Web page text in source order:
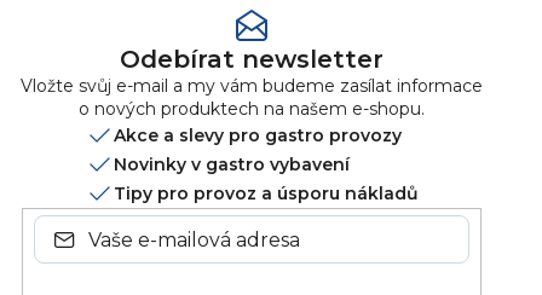
Odebírat newsletter
Vložte svůj e-mail a my vám budeme zasílat informace
o nových produktech na našem e-shopu.
Akce a slevy pro gastro provozy
Novinky v gastro vybavení
Tipy pro provoz a úsporu nákladů